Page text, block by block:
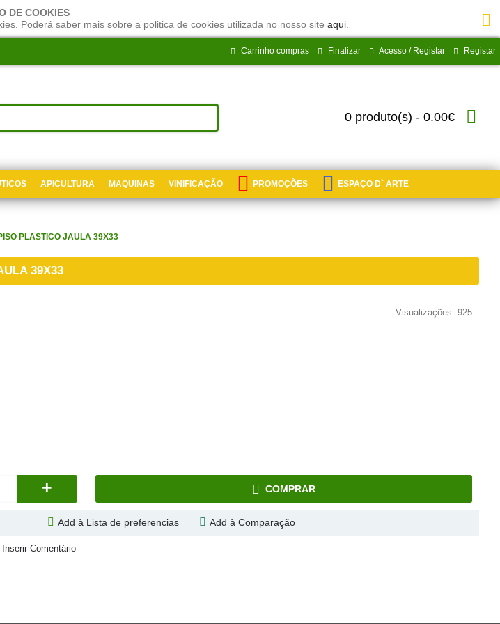
DE COOKIES
Poderá saber mais sobre a politica de cookies utilizada no nosso site aqui.
Carrinho compras Finalizar Acesso / Registar Registar
0 produto(s) - 0.00€
APICULTURA MAQUINAS VINIFICAÇÃO PROMOÇÕES ESPAÇO D` ARTE
PLASTICO JAULA 39X33
39X33
Visualizações: 925
+ COMPRAR
Add à Lista de preferencias Add à Comparação
Inserir Comentário